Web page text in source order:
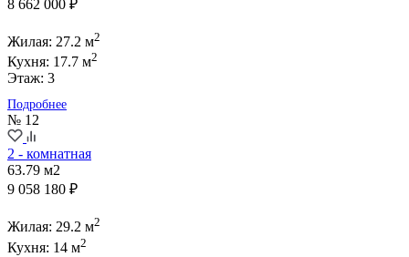
8 662 000 ₽
Жилая: 27.2 м2
Кухня: 17.7 м2
Этаж: 3
Подробнее
№ 12
2 - комнатная
63.79 м2
9 058 180 ₽
Жилая: 29.2 м2
Кухня: 14 м2